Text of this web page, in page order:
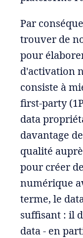
Par
trouver de
pour
d'activation
consiste à
first-party
data
davantage
qualité
pour créer
numérique
terme, le
suffisant : il
data - en